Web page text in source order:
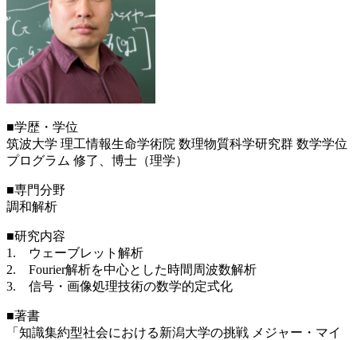
■学歴・学位
筑波大学 理工情報生命学術院 数理物質科学研究群 数学学位
プログラム 修了、博士（理学）
■専門分野
調和解析
■研究内容
1. ウェーブレット解析
2. Fourier解析を中心とした時間周波数解析
3. 信号・画像処理技術の数学的定式化
■著書
「知識集約型社会における新潟大学の挑戦 メジャー・マイ